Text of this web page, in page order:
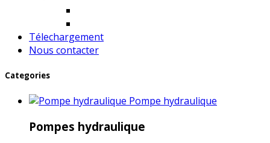
Télechargement
Nous contacter
Categories
Pompe hydraulique
Pompes hydraulique